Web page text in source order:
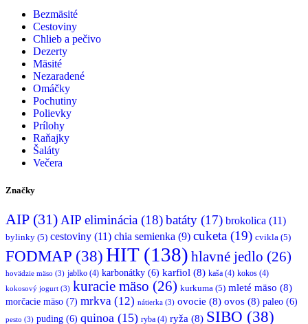
Bezmäsité
Cestoviny
Chlieb a pečivo
Dezerty
Mäsité
Nezaradené
Omáčky
Pochutiny
Polievky
Prílohy
Raňajky
Šaláty
Večera
Značky
AIP(31) AIP eliminácia (18)batáty (17) brokolica (11)
bylinky (5) cestoviny (11) chia semienka (9) cuketa (19) cvikla (5)
FODMAP (38) HIT(138) hlavné jedlo (26)
hovädzie mäso (3) jablko (4) karbonátky (6) karfiol (8) kaša (4) kokos (4)
kokosový jogurt (3) kuracie mäso (26) kurkuma (5) mleté mäso (8)
morčacie mäso (7) mrkva (12) nátierka (3) ovocie (8) ovos (8) paleo (6)
pesto (3) puding (6) quinoa (15) ryba (4) ryža (8) SIBO (38)